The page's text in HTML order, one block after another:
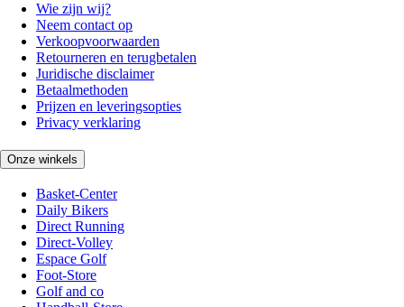
Wie zijn wij?
Neem contact op
Verkoopvoorwaarden
Retourneren en terugbetalen
Juridische disclaimer
Betaalmethoden
Prijzen en leveringsopties
Privacy verklaring
Onze winkels
Basket-Center
Daily Bikers
Direct Running
Direct-Volley
Espace Golf
Foot-Store
Golf and co